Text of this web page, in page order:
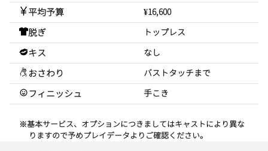
平均予算 ¥16,600
脱ぎ トップレス
キス なし
おさわり バストタッチまで
フィニッシュ 手こき
※基本サービス、オプションにつきましてはキャストにより異な
りますので予めプレイデータよりご確認ください。